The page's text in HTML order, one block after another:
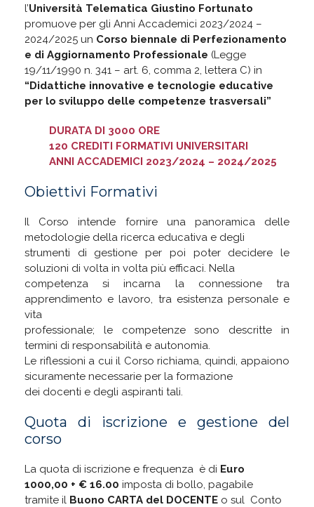
l’Università Telematica Giustino Fortunato
promuove per gli Anni Accademici 2023/2024 –
2024/2025 un Corso biennale di Perfezionamento
e di Aggiornamento Professionale (Legge
19/11/1990 n. 341 – art. 6, comma 2, lettera C) in
“Didattiche innovative e tecnologie educative
per lo sviluppo delle competenze trasversali”
DURATA DI 3000 ORE
120 CREDITI FORMATIVI UNIVERSITARI
ANNI ACCADEMICI 2023/2024 – 2024/2025
Obiettivi Formativi
Il Corso intende fornire una panoramica delle
metodologie della ricerca educativa e degli
strumenti di gestione per poi poter decidere le
soluzioni di volta in volta più efficaci. Nella
competenza si incarna la connessione tra
apprendimento e lavoro, tra esistenza personale e
vita
professionale; le competenze sono descritte in
termini di responsabilità e autonomia.
Le riflessioni a cui il Corso richiama, quindi, appaiono
sicuramente necessarie per la formazione
dei docenti e degli aspiranti tali.
Quota di iscrizione e gestione del
corso
La quota di iscrizione e frequenza è di Euro
1000,00 + € 16.00 imposta di bollo, pagabile
tramite il Buono CARTA del DOCENTE o sul Conto